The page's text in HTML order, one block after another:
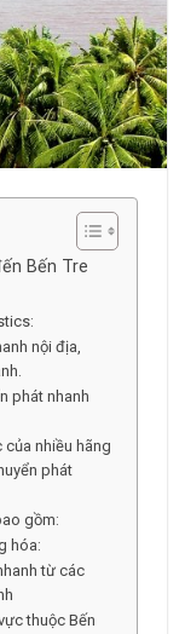
Bến Tre
nội địa,
phát nhanh
nhiều hãng
phát
gồm:
hóa:
từ các
thuộc Bến